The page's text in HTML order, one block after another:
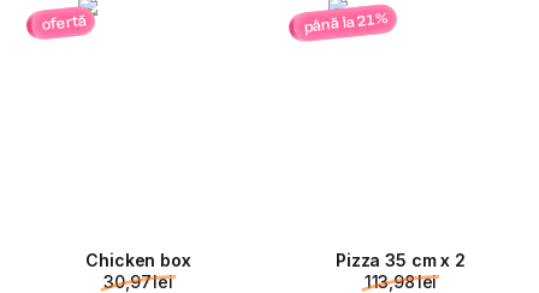
ofertă
Chicken box
30,97 lei
până la 21%
Pizza 35 cm x 2
113,98 lei